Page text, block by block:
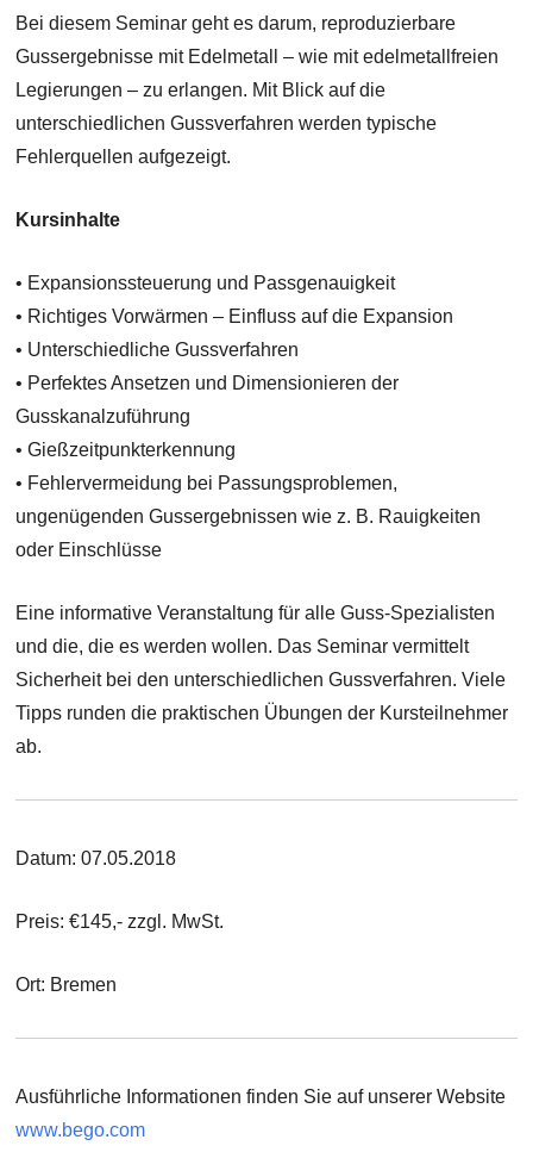
Bei diesem Seminar geht es darum, reproduzierbare
Gussergebnisse mit Edelmetall – wie mit edelmetallfreien
Legierungen – zu erlangen. Mit Blick auf die
unterschiedlichen Gussverfahren werden typische
Fehlerquellen aufgezeigt.
Kursinhalte
• Expansionssteuerung und Passgenauigkeit
• Richtiges Vorwärmen – Einfluss auf die Expansion
• Unterschiedliche Gussverfahren
• Perfektes Ansetzen und Dimensionieren der
Gusskanalzuführung
• Gießzeitpunkterkennung
• Fehlervermeidung bei Passungsproblemen,
ungenügenden Gussergebnissen wie z. B. Rauigkeiten
oder Einschlüsse
Eine informative Veranstaltung für alle Guss-Spezialisten
und die, die es werden wollen. Das Seminar vermittelt
Sicherheit bei den unterschiedlichen Gussverfahren. Viele
Tipps runden die praktischen Übungen der Kursteilnehmer
ab.
Datum: 07.05.2018
Preis: €145,- zzgl. MwSt.
Ort: Bremen
Ausführliche Informationen finden Sie auf unserer Website
www.bego.com